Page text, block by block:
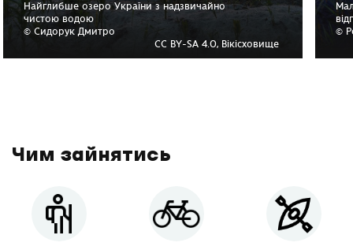
Найглибше озеро України з надзвичайно
чистою водою
© Сидорук Дмитро
CC BY-SA 4.0, Вікісховище
©
Чим зайнятись